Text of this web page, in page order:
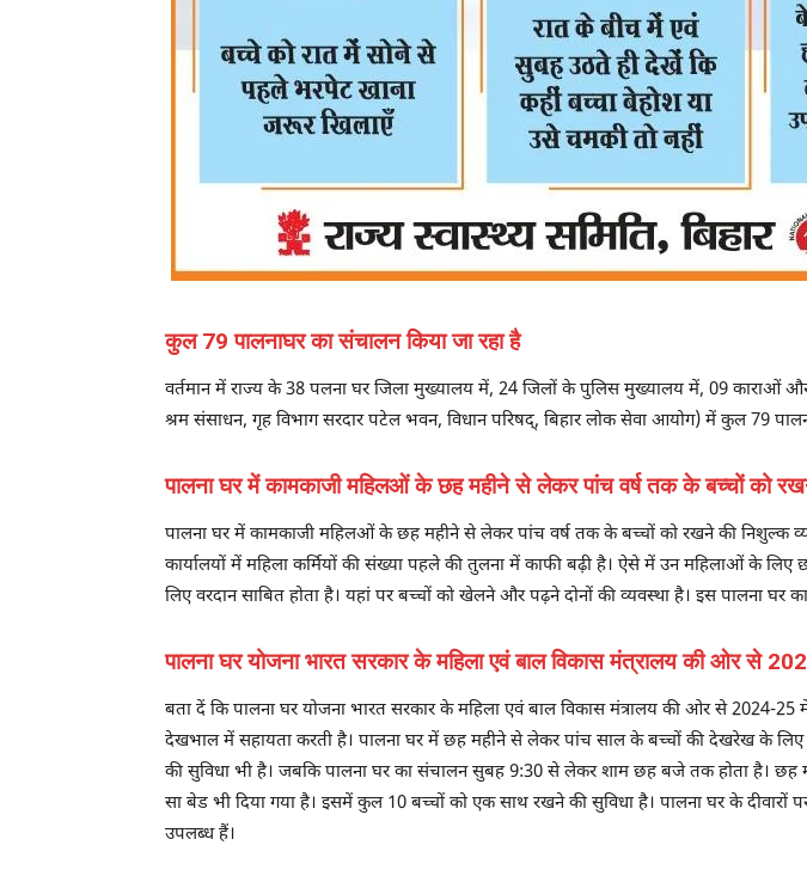
कुल 79 पालनाघर का संचालन किया जा रहा है
वर्तमान में राज्य के 38 पलना घर जिला मुख्यालय में, 24 जिलों के पुलिस मुख्यालय में, 09 काराओं
श्रम संसाधन, गृह विभाग सरदार पटेल भवन, विधान परिषद्, बिहार लोक सेवा आयोग) में कुल 79
पालना घर में कामकाजी महिलओं के छह महीने से लेकर पांच वर्ष तक के बच्चों को
पालना घर में कामकाजी महिलओं के छह महीने से लेकर पांच वर्ष तक के बच्चों को रखने की निशुल्क
कार्यालयों में महिला कर्मियों की संख्या पहले की तुलना में काफी बढ़ी है। ऐसे में उन महिलाओं के
लिए वरदान साबित होता है। यहां पर बच्चों को खेलने और पढ़ने दोनों की व्यवस्था है। इस पालना घर
पालना घर योजना भारत सरकार के महिला एवं बाल विकास मंत्रालय की ओर से
बता दें कि पालना घर योजना भारत सरकार के महिला एवं बाल विकास मंत्रालय की ओर से 2024-
देखभाल में सहायता करती है। पालना घर में छह महीने से लेकर पांच साल के बच्चों की देखरेख के
की सुविधा भी है। जबकि पालना घर का संचालन सुबह 9:30 से लेकर शाम छह बजे तक होता है।
सा बेड भी दिया गया है। इसमें कुल 10 बच्चों को एक साथ रखने की सुविधा है। पालना घर के
उपलब्ध हैं।